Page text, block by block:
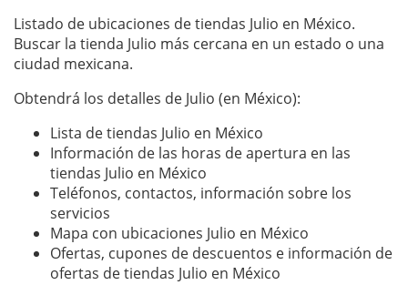
Listado de ubicaciones de tiendas Julio en México.
Buscar la tienda Julio más cercana en un estado o una
ciudad mexicana.
Obtendrá los detalles de Julio (en México):
Lista de tiendas Julio en México
Información de las horas de apertura en las
tiendas Julio en México
Teléfonos, contactos, información sobre los
servicios
Mapa con ubicaciones Julio en México
Ofertas, cupones de descuentos e información de
ofertas de tiendas Julio en México